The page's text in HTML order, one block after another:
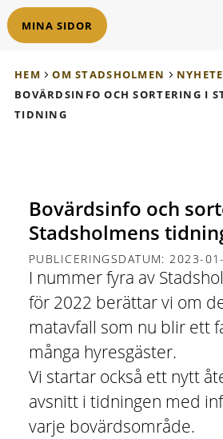
MINA SIDOR
HEM OM STADSHOLMEN
BOVÄRDSINFO OCH SORTERING I
TIDNING
Bovärdsinfo och
Stadsholmens
PUBLICERINGSDATUM: 2023-
I nummer fyra av
för 2022 berättar vi om
matavfall som nu blir ett
många hyresgäster.
Vi startar också ett nytt
avsnitt i tidningen med
varje bovärdsområde.